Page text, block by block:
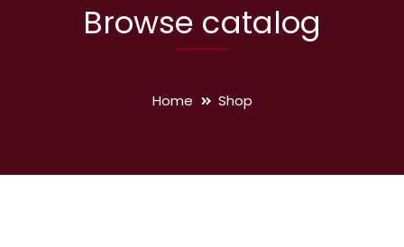
Browse catalog
Home Shop